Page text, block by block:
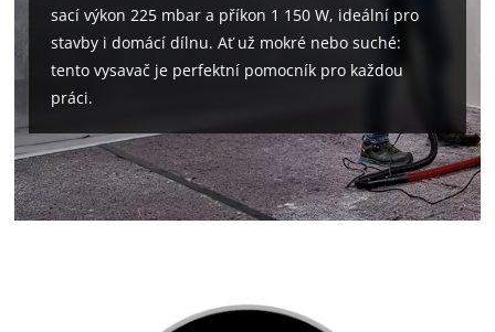
sací výkon 225 mbar a příkon 1 150 W, ideální pro
stavby i domácí dílnu. Ať už mokré nebo suché:
tento vysavač je perfektní pomocník pro každou
práci.